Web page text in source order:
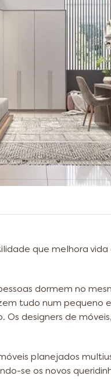
que melhora vida
dormem no
tudo num pequeno
designers de
planejados
se os novos